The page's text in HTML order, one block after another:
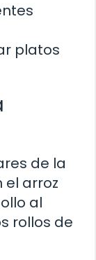
platos
de la
el arroz
al
rollos de